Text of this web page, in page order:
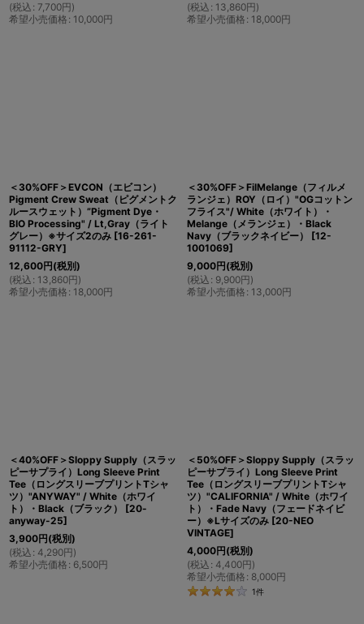
(税込 : 7,700円)
希望小売価格 : 10,000円
(税込 : 13,860円)
希望小売価格 : 18,000円
＜30%OFF＞EVCON（エビコン）
Pigment Crew Sweat（ピグメントク
ルースウェット）”Pigment Dye・
BIO Processing" / Lt,Gray（ライト
グレー）※サイズ2のみ [16-261-
91112-GRY]
12,600円(税別)
(税込 : 13,860円)
希望小売価格 : 18,000円
＜30%OFF＞FilMelange（フィルメ
ランジェ）ROY（ロイ）"OGコットン
フライス"/ White（ホワイト）・
Melange（メランジェ）・Black
Navy（ブラックネイビー）
[12-
1001069]
9,000円(税別)
(税込 : 9,900円)
希望小売価格 : 13,000円
＜40%OFF＞Sloppy Supply（スラッ
ピーサプライ）Long Sleeve Print
Tee（ロングスリーブプリントTシャ
ツ）"ANYWAY" / White（ホワイ
ト）・Black（ブラック）
[20-
anyway-25]
3,900円(税別)
(税込 : 4,290円)
希望小売価格 : 6,500円
＜50%OFF＞Sloppy Supply（スラッ
ピーサプライ）Long Sleeve Print
Tee（ロングスリーブプリントTシャ
ツ）"CALIFORNIA" / White（ホワイ
ト）・Fade Navy（フェードネイビ
ー）※Lサイズのみ [20-NEO
VINTAGE]
4,000円(税別)
(税込 : 4,400円)
希望小売価格 : 8,000円
1件